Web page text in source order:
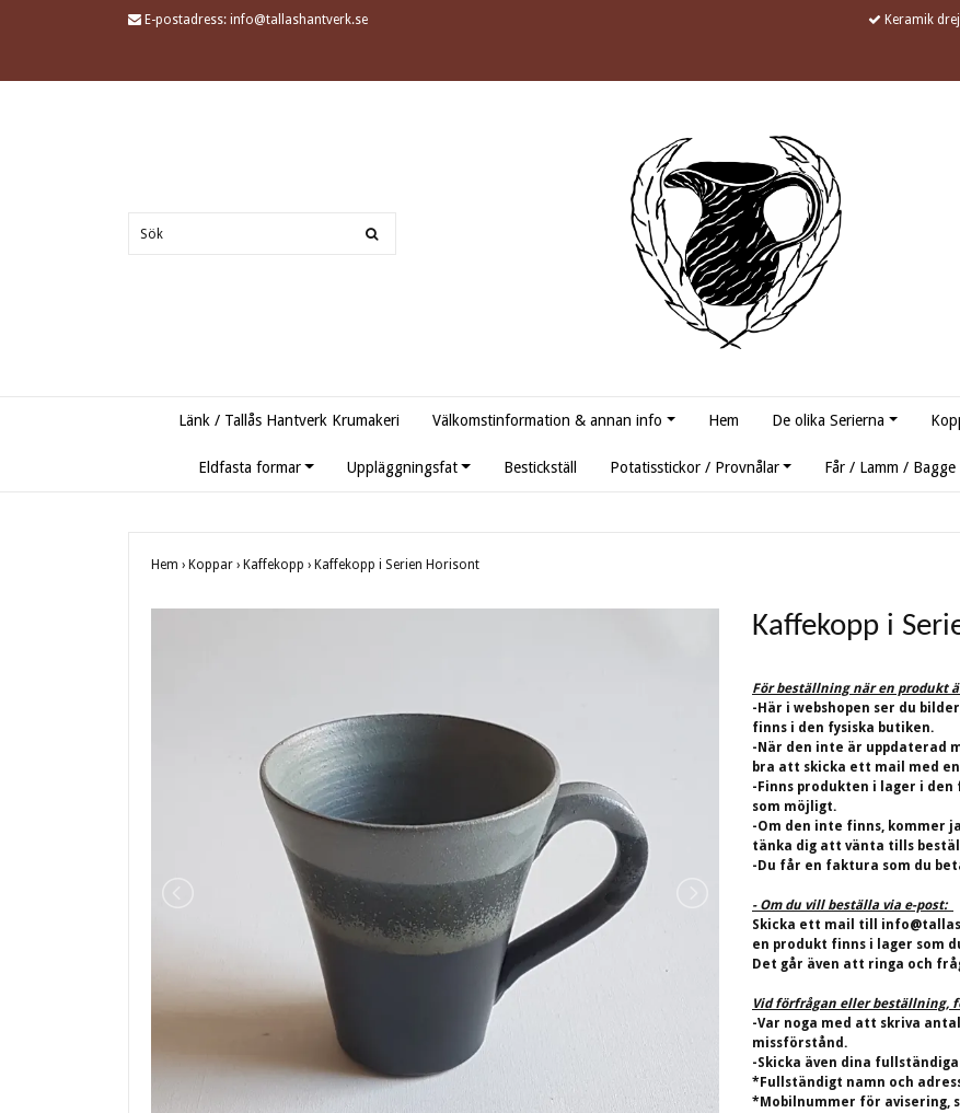
E-postadress: info@tallashantverk.se Keramik
Länk / Tallås Hantverk Krumakeri Välkomstinformation & annan info Hem De olika Serierna
Eldfasta formar Uppläggningsfat Bestickställ Potatisstickor / Provnålar Får / Lamm / Bagge
Hem › Koppar › Kaffekopp › Kaffekopp i Serien Horisont
Kaffekopp i
För beställning när en produkt
-Här i webshopen ser du
finns i den fysiska butiken.
-När den inte är uppdaterad
bra att skicka ett mail med
-Finns produkten i lager i den
som möjligt.
-Om den inte finns, kommer
tänka dig att vänta tills
-Du får en faktura som du
- Om du vill beställa via e-post:
Skicka ett mail till
en produkt finns i lager som
Det går även att ringa och
Vid förfrågan eller beställning,
-Var noga med att skriva
missförstånd.
-Skicka även dina
*Fullständigt namn och
*Mobilnummer för avisering,